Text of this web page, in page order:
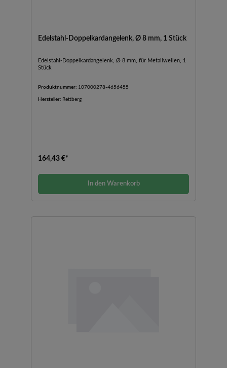
Edelstahl-Doppelkardangelenk, Ø 8 mm, 1 Stück
Edelstahl-Doppelkardangelenk, Ø 8 mm, für Metallwellen, 1
Stück
Produktnummer: 107000278-4656455
Hersteller: Rettberg
164,43 €*
In den Warenkorb